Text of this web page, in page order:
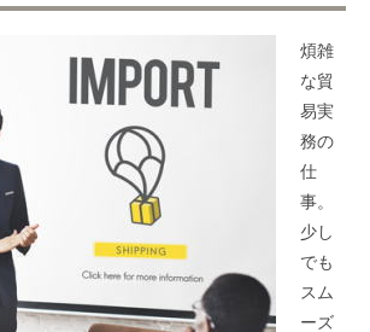
煩雑
な貿
易実
務の
仕
事。
少し
でも
スム
ーズ